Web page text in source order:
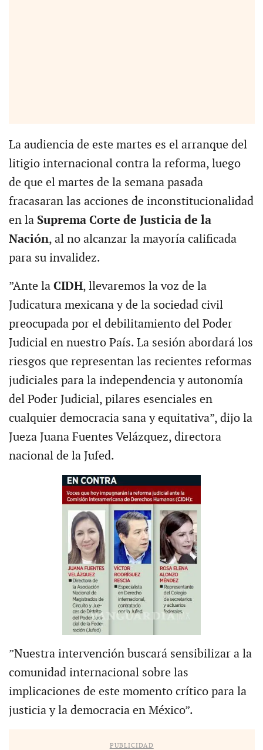
La audiencia de este martes es el arranque del
litigio internacional contra la reforma, luego
de que el martes de la semana pasada
fracasaran las acciones de inconstitucionalidad
en la Suprema Corte de Justicia de la
Nación, al no alcanzar la mayoría calificada
para su invalidez.
”Ante laCIDH, llevaremos la voz de la
Judicatura mexicana y de la sociedad civil
preocupada por el debilitamiento del Poder
Judicial en nuestro País. La sesión abordará los
riesgos que representan las recientes reformas
judiciales para la independencia y autonomía
del Poder Judicial, pilares esenciales en
cualquier democracia sana y equitativa”, dijo la
Jueza Juana Fuentes Velázquez, directora
nacional de la Jufed.
”Nuestra intervención buscará sensibilizar a la
comunidad internacional sobre las
implicaciones de este momento crítico para la
justicia y la democracia en México”.
PUBLICIDAD